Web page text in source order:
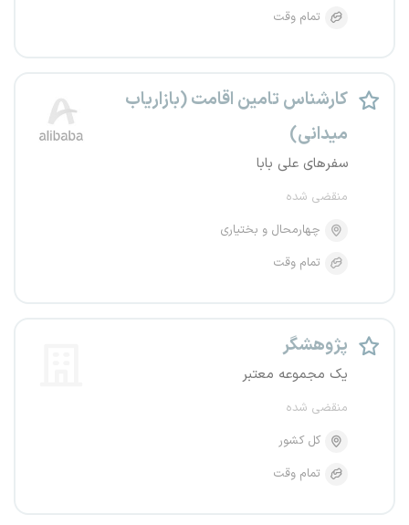
تمام وقت
کارشناس تامین اقامت (بازاریاب
میدانی)
سفرهای علی بابا
منقضی شده
چهارمحال و بختیاری
تمام وقت
پژوهشگر
یک مجموعه معتبر
منقضی شده
کل کشور
تمام وقت